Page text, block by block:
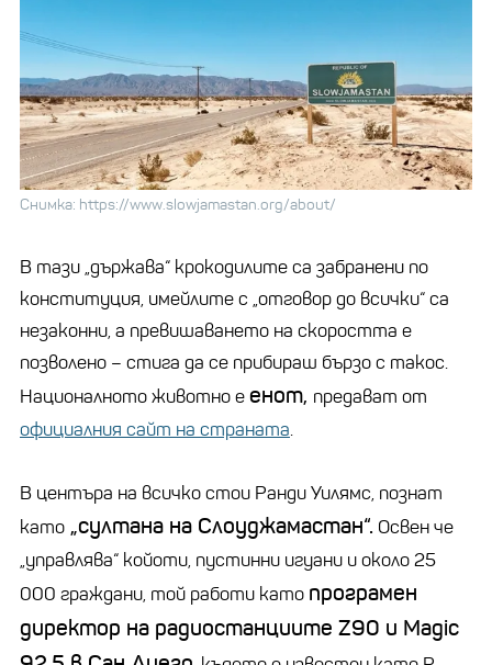
Снимка: https://www.slowjamastan.org/about/
В тази „държава“ крокодилите са забранени по
конституция, имейлите с „отговор до всички“ са
незаконни, а превишаването на скоростта е
позволено – стига да се прибираш бързо с такос.
Националното животно еенот, предават от
официалния сайт на страната.
В центъра на всичко стои Ранди Уилямс, познат
като „султана на Слоуджамастан“. Освен че
„управлява“ койоти, пустинни игуани и около 25
000 граждани, той работи като програмен
директор на радиостанциите Z90 и Magic